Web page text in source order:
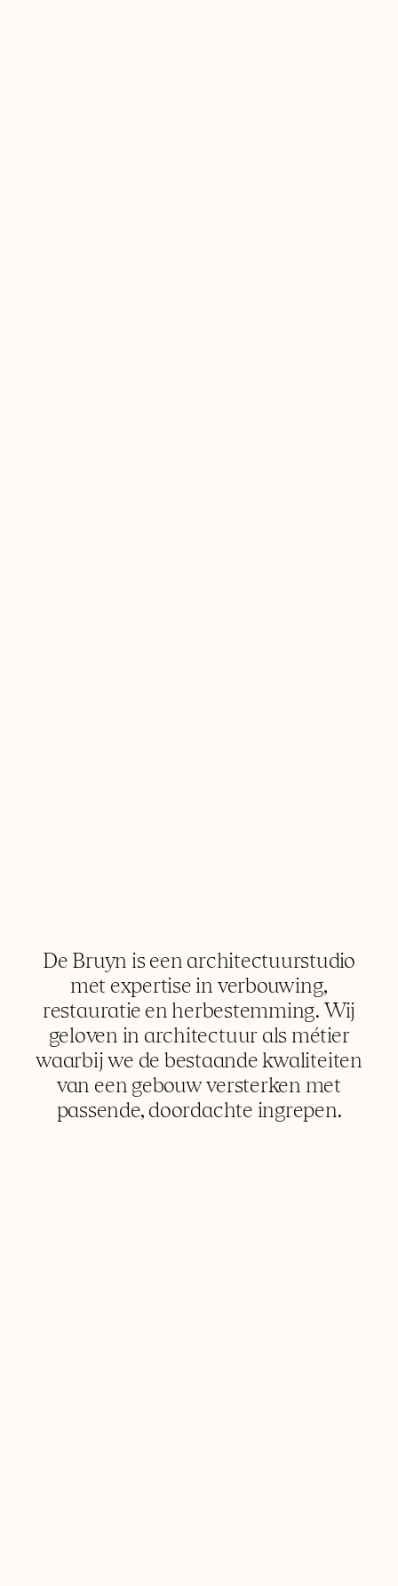
INSTAGRAM
LINKEDIN
De Bruyn is een architectuurstudio
met expertise in verbouwing,
restauratie en herbestemming. Wij
geloven in architectuur als métier
waarbij we de bestaande kwaliteiten
van een gebouw versterken met
passende, doordachte ingrepen.